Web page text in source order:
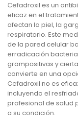
Cefadroxil es un
eficaz en el
afectan la piel, la
respiratorio. Este
de la pared celular
erradicación
grampositivas y
convierte en una
Cefadroxil no es
incluyendo el
profesional de salud
a su condición.